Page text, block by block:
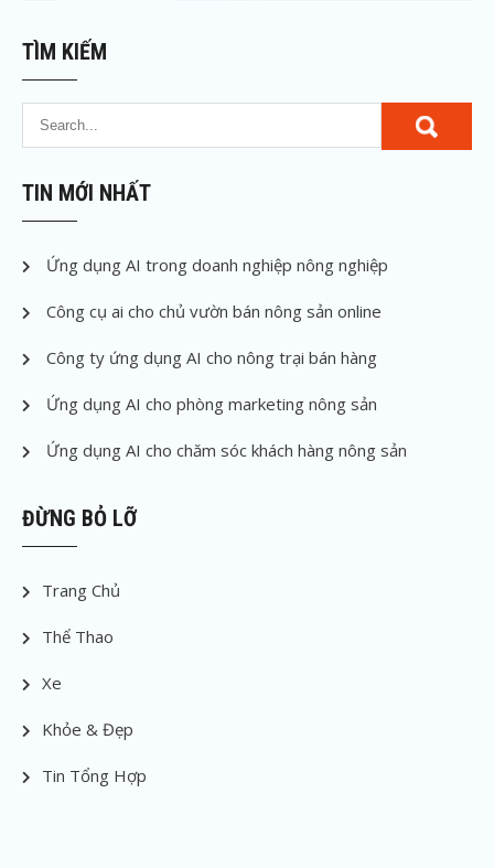
TÌM KIẾM
TIN MỚI NHẤT
Ứng dụng AI trong doanh nghiệp nông nghiệp
Công cụ ai cho chủ vườn bán nông sản online
Công ty ứng dụng AI cho nông trại bán hàng
Ứng dụng AI cho phòng marketing nông sản
Ứng dụng AI cho chăm sóc khách hàng nông sản
ĐỪNG BỎ LỠ
Trang Chủ
Thể Thao
Xe
Khỏe & Đẹp
Tin Tổng Hợp